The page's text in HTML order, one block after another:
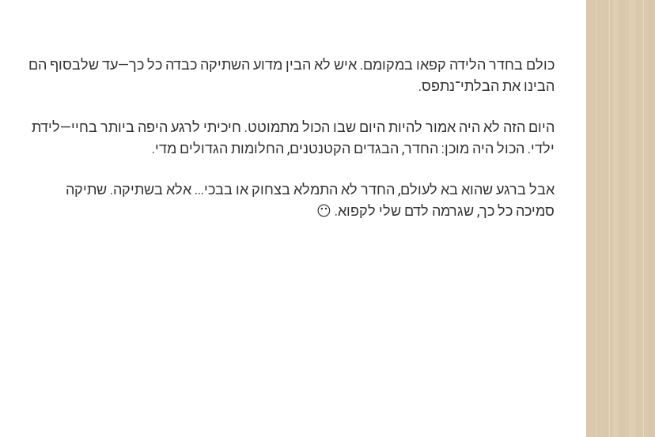
כולם בחדר הלידה קפאו במקומם. איש לא הבין מדוע השתיקה כבדה כל כך—עד שלבסוף הם
הבינו את הבלתי־נתפס.
היום הזה לא היה אמור להיות היום שבו הכול מתמוטט. חיכיתי לרגע היפה ביותר בחיי—לידת
ילדי. הכול היה מוכן: החדר, הבגדים הקטנטנים, החלומות הגדולים מדי.
אבל ברגע שהוא בא לעולם, החדר לא התמלא בצחוק או בבכי… אלא בשתיקה. שתיקה
סמיכה כל כך, שגרמה לדם שלי לקפוא. 😶